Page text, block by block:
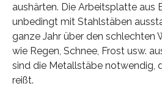
aushärten. Die Arbeitsplatte aus
unbedingt mit Stahlstäben
ganze Jahr über den schlechten
wie Regen, Schnee, Frost usw.
sind die Metallstäbe notwendig,
reißt.